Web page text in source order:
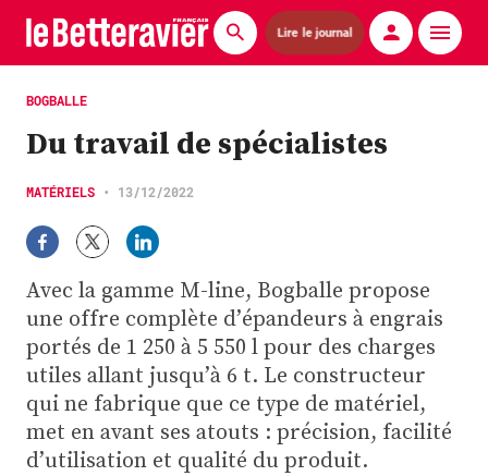
Lire le journal
Actualités
Économie
Agronomie
Matériels
La technique ITB
Pommes de terre
Guides pratiques
Chasse
BOGBALLE
Du travail de spécialistes
MATÉRIELS • 13/12/2022
Avec la gamme M-line, Bogballe propose
une offre complète d’épandeurs à engrais
portés de 1 250 à 5 550 l pour des charges
utiles allant jusqu’à 6 t. Le constructeur
qui ne fabrique que ce type de matériel,
met en avant ses atouts : précision, facilité
d’utilisation et qualité du produit.